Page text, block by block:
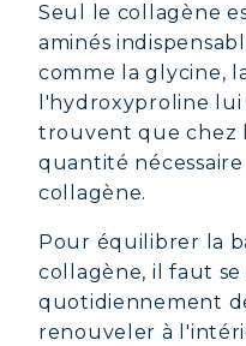
Seul le collagène
aminés
comme la glycine,
l'hydroxyproline lui
trouvent que chez
quantité
collagène.
Pour équilibrer la
collagène, il faut
quotidiennement
renouveler à